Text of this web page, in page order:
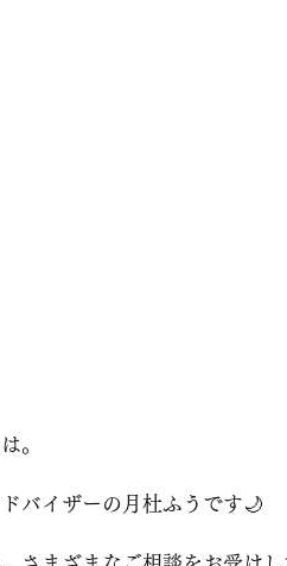
。
バイザーの月杜ふうです🌙